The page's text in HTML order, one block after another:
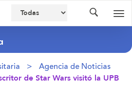
Agencia de Noticias
de Star Wars visitó la UPB